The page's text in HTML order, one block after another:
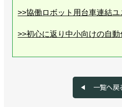
>>協働ロボット用台車連結
>>初心に返り中小向けの自
>>３種類の協働ロボなど展
>>中国ロボで協働市場に参
一覧へ戻